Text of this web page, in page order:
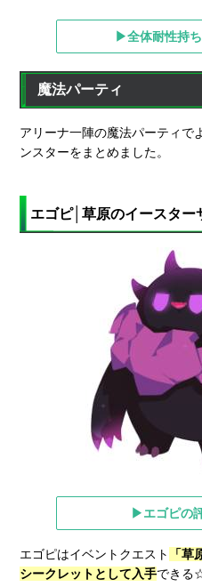
▶全体耐性持
魔法パーティ
アリーナ一陣の魔法パーティで
ンスターをまとめました。
エゴピ│草原のイースター
▶エゴピの
エゴピはイベントクエスト
「
シークレットとして入手できる